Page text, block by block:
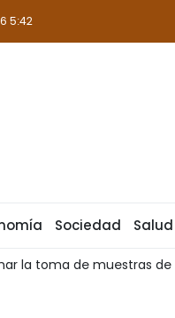
5:42
Sociedad
de muestras de